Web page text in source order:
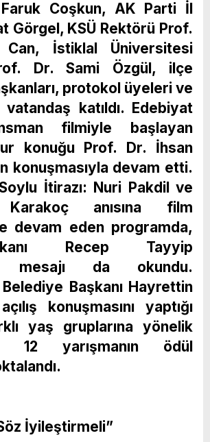
Coşkun, AK Parti İl
Görgel, KSÜ Rektörü Prof.
İstiklal Üniversitesi
Dr. Sami Özgül, ilçe
protokol üyeleri ve
katıldı. Edebiyat
filmiyle başlayan
konuğu Prof. Dr. İhsan
konuşmasıyla devam etti.
İtirazı: Nuri Pakdil ve
Karakoç anısına film
devam eden programda,
Recep Tayyip
mesajı da okundu.
Başkanı Hayrettin
konuşmasını yaptığı
yaş gruplarına yönelik
12 yarışmanın ödül
İyileştirmeli”